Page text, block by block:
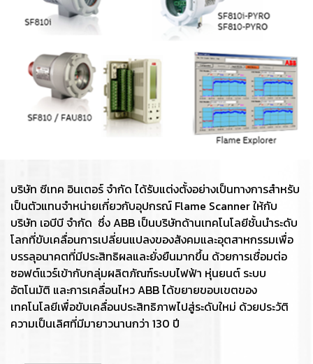
บริษัท ซีเทค อินเตอร์ จำกัด ได้รับแต่งตั้งอย่างเป็นทางการสำหรับ
เป็นตัวแทนจำหน่ายเกี่ยวกับอุปกรณ์ Flame Scanner ให้กับ
บริษัท เอบีบี จำกัด ซึ่ง ABB เป็นบริษัทด้านเทคโนโลยีชั้นนำระดับ
โลกที่ขับเคลื่อนการเปลี่ยนแปลงของสังคมและอุตสาหกรรมเพื่อ
บรรลุอนาคตที่มีประสิทธิผลและยั่งยืนมากขึ้น ด้วยการเชื่อมต่อ
ซอฟต์แวร์เข้ากับกลุ่มผลิตภัณฑ์ระบบไฟฟ้า หุ่นยนต์ ระบบ
อัตโนมัติ และการเคลื่อนไหว ABB ได้ขยายขอบเขตของ
เทคโนโลยีเพื่อขับเคลื่อนประสิทธิภาพไปสู่ระดับใหม่ ด้วยประวัติ
ความเป็นเลิศที่มีมายาวนานกว่า 130 ปี